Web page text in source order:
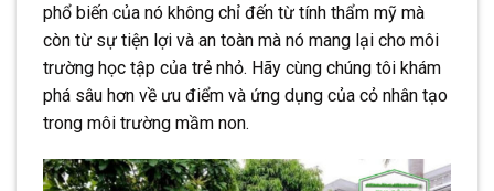
phổ biến của nó không chỉ đến từ tính thẩm mỹ mà
còn từ sự tiện lợi và an toàn mà nó mang lại cho môi
trường học tập của trẻ nhỏ. Hãy cùng chúng tôi khám
phá sâu hơn về ưu điểm và ứng dụng của cỏ nhân tạo
trong môi trường mầm non.